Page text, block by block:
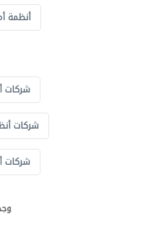
أنظمة
شركات
شركات
شركات
وجدنا 0